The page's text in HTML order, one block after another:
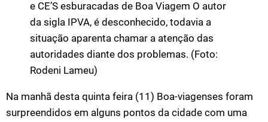
e CE’S esburacadas de Boa Viagem O autor
da sigla IPVA, é desconhecido, todavia a
situação aparenta chamar a atenção das
autoridades diante dos problemas. (Foto:
Rodeni Lameu)
Na manhã desta quinta feira (11) Boa-viagenses foram
surpreendidos em alguns pontos da cidade com uma